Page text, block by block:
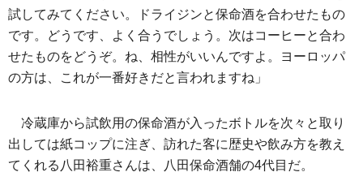
試してみてください。ドライジンと保命酒を合わせたもの
です。どうです、よく合うでしょう。次はコーヒーと合わ
せたものをどうぞ。ね、相性がいいんですよ。ヨーロッパ
の方は、これが一番好きだと言われますね」
冷蔵庫から試飲用の保命酒が入ったボトルを次々と取り
出しては紙コップに注ぎ、訪れた客に歴史や飲み方を教え
てくれる八田裕重さんは、八田保命酒舗の4代目だ。